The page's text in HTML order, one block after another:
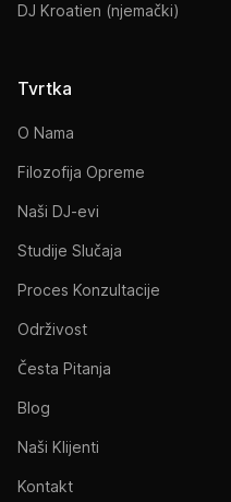
DJ Kroatien (njemački)
Tvrtka
O Nama
Filozofija Opreme
Naši DJ-evi
Studije Slučaja
Proces Konzultacije
Održivost
Česta Pitanja
Blog
Naši Klijenti
Kontakt